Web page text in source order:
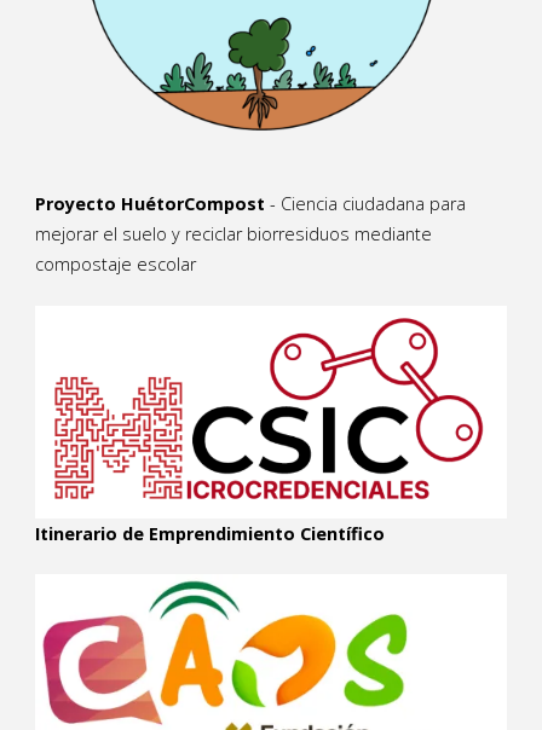
Proyecto HuétorCompost - Ciencia ciudadana para
mejorar el suelo y reciclar biorresiduos mediante
compostaje escolar
Itinerario de Emprendimiento Científico